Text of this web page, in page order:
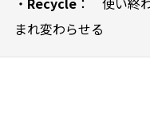
まれ変わらせる